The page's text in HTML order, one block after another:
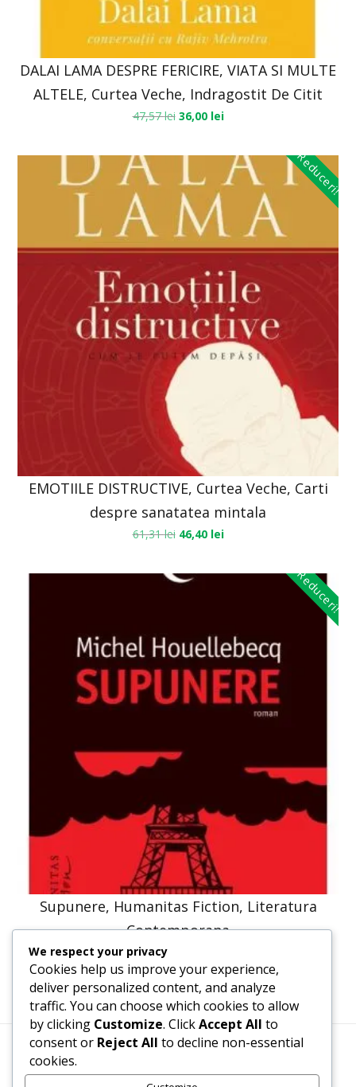
DALAI LAMA DESPRE FERICIRE, VIATA SI MULTE
ALTELE, Curtea Veche, Indragostit De Citit
47,57lei 36,00 lei
Reduceri!
EMOTIILE DISTRUCTIVE, Curtea Veche, Carti
despre sanatatea mintala
61,31lei 46,40 lei
Reduceri!
Supunere, Humanitas Fiction, Literatura
Contemporana
47,57lei
Termeni, Condiții & Protecția Datelor (GDPR)
We respect your privacy
Cookies help us improve your experience,
deliver personalized content, and analyze
traffic. You can choose which cookies to allow
by clicking Customize. ClickAccept All to
consent or Reject All to decline non-essential
cookies.